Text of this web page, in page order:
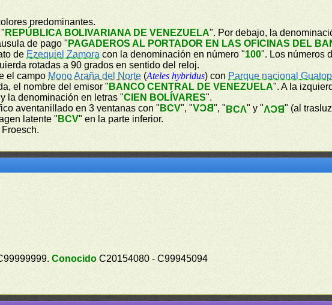
predominantes.
REPÚBLICA BOLIVARIANA DE VENEZUELA". Por debajo, la
de pago " PAGADEROS AL PORTADOR EN LAS OFICINAS DEL
de Ezequiel Zamora con la denominación en número "100". Los números
rotadas a 90 grados en sentido del reloj.
el campo Mono Araña del Norte (Ateles hybridus) con Parque nacional
el nombre del emisor " BANCO CENTRAL DE VENEZUELA". A la
la denominación en letras "CIEN BOLÍVARES".
aventanillado en 3 ventanas con " BCV", "BCV", "BCV" y "BCV" (al
latente " BCV" en la parte inferior.
Conocido C20154080 - C99945094